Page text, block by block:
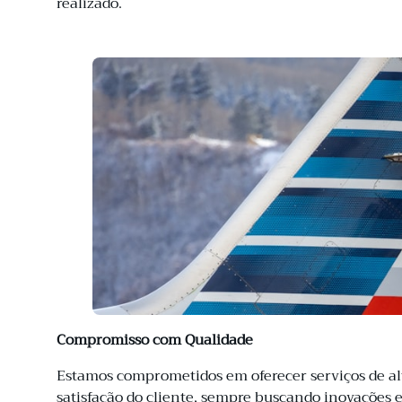
Compromisso com Qualidade
Estamos comprometidos em oferecer serviços de